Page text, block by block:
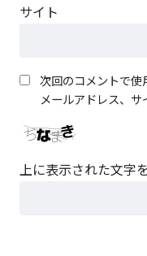
サイト
次回のコメントで使
メールアドレス、サ
上に表示された文字